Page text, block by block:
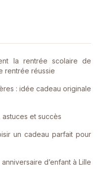
la rentrée scolaire de
rentrée réussie
: idée cadeau originale
astuces et succès
un cadeau parfait pour
d’enfant à Lille